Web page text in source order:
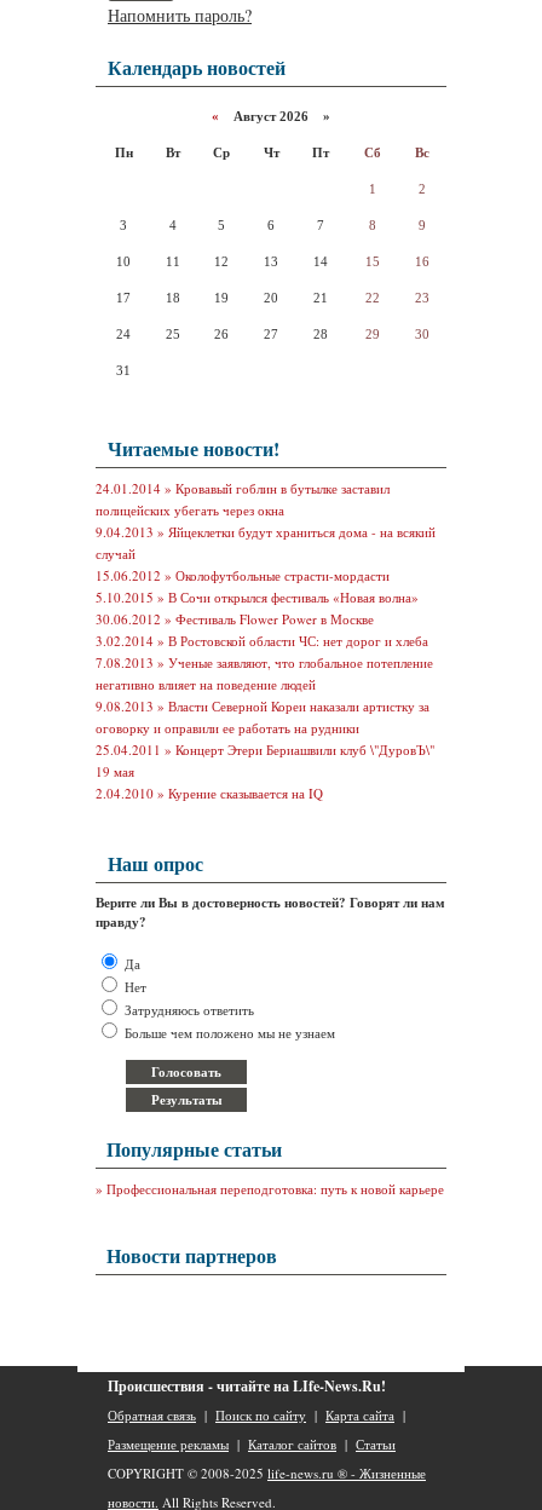
Напомнить пароль?
Календарь новостей
« Август 2026 »
Пн Вт Ср Чт Пт Сб Вс
1 2
3 4 5 6 7 8 9
10 11 12 13 14 15 16
17 18 19 20 21 22 23
24 25 26 27 28 29 30
31
Читаемые новости!
24.01.2014 » Кровавый гоблин в бутылке заставил
полицейских убегать через окна
9.04.2013 » Яйцеклетки будут храниться дома - на всякий
случай
15.06.2012 » Околофутбольные страсти-мордасти
5.10.2015 » В Сочи открылся фестиваль «Новая волна»
30.06.2012 » Фестиваль Flower Power в Москве
3.02.2014 » В Ростовской области ЧС: нет дорог и хлеба
7.08.2013 » Ученые заявляют, что глобальное потепление
негативно влияет на поведение людей
9.08.2013 » Власти Северной Кореи наказали артистку за
оговорку и оправили ее работать на рудники
25.04.2011 » Концерт Этери Бериашвили клуб \"ДуровЪ\"
19 мая
2.04.2010 » Курение сказывается на IQ
Наш опрос
Верите ли Вы в достоверность новостей? Говорят ли нам
правду?
Да
Нет
Затрудняюсь ответить
Больше чем положено мы не узнаем
Популярные статьи
» Профессиональная переподготовка: путь к новой карьере
Новости партнеров
Происшествия - читайте на LIfe-News.Ru!
Обратная связь | Поиск по сайту | Карта сайта |
Размещение рекламы | Каталог сайтов | Статьи
COPYRIGHT © 2008-2025 life-news.ru ® - Жизненные
новости. All Rights Reserved.